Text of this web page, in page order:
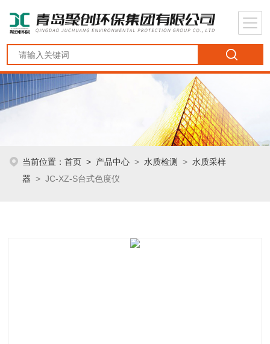
当前位置：首页 > 产品中心 >水质检测 >水质采样
器 > JC-XZ-S台式色度仪